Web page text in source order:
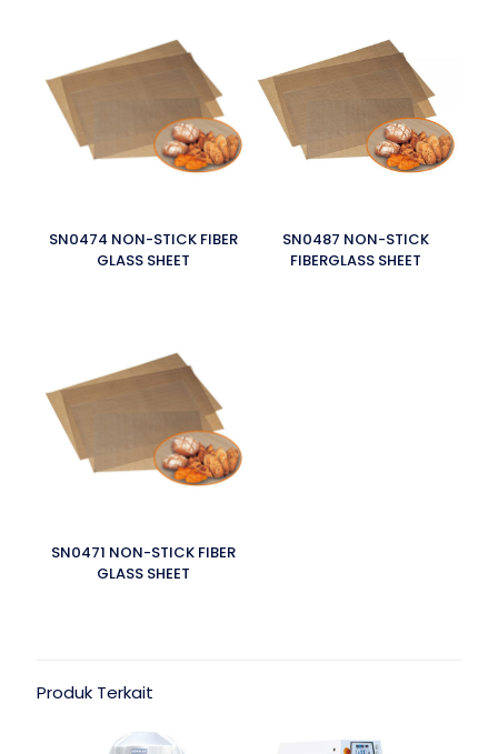
SN0474 NON-STICK FIBER
GLASS SHEET
SN0487 NON-STICK
FIBERGLASS SHEET
SN0471 NON-STICK FIBER
GLASS SHEET
Produk Terkait